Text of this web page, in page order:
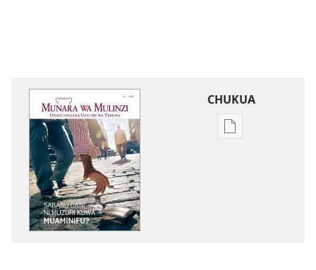
CHUKUA
Njia